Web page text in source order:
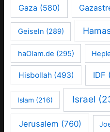
Gaza (580)
Geiseln (289)
haOlam.de (295)
Hisbollah(493) IDF
Islam (216) Israel
Jerusalem (760)